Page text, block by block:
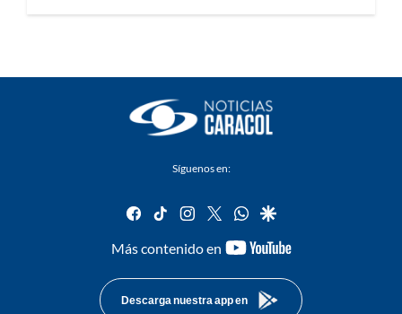
Síguenos en:
facebook
tiktok instagram
twitterwhatsapp
google
Más contenido en
youtube-
Descarga nuestra app en